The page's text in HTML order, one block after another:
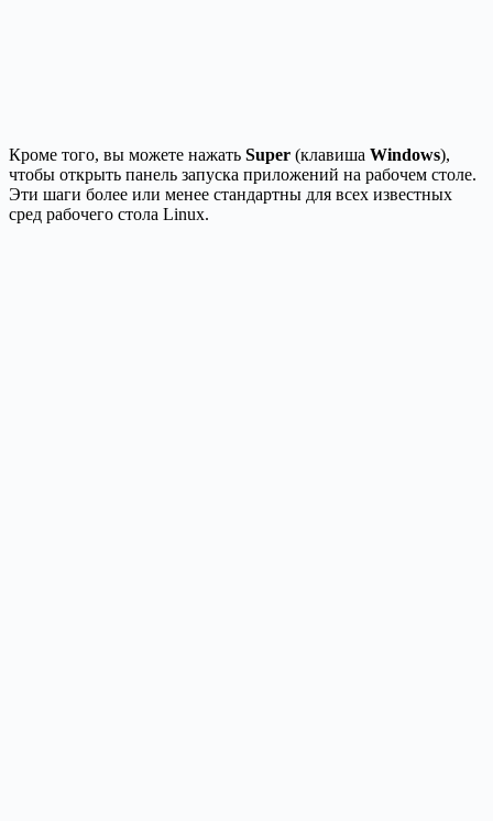
Кроме того, вы можете нажать Super (клавиша Windows),
чтобы открыть панель запуска приложений на рабочем столе.
Эти шаги более или менее стандартны для всех известных
сред рабочего стола Linux.